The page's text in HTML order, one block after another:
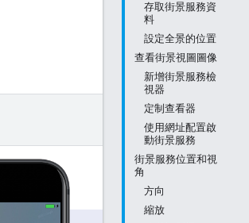
存取街景服務資
料
設定全景的位置
查看街景視圖圖像
新增街景服務檢
視器
定制查看器
使用網址配置啟
動街景服務
街景服務位置和視
角
方向
縮放